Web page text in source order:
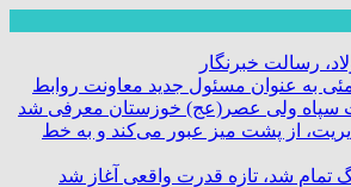
رسالت خبرنگار
به عنوان مسئول جدید معاونت روابط
سپاه ولی عصر(عج) خوزستان معرفی شد
از پشت میز عبور می‌کند و به خط
تمام شد، تازه قدرت واقعی آغاز شد